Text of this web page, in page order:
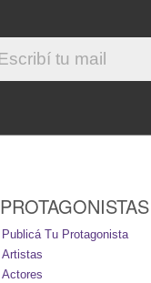
PROTAGONISTAS
Publicá Tu Protagonista
Artistas
Actores